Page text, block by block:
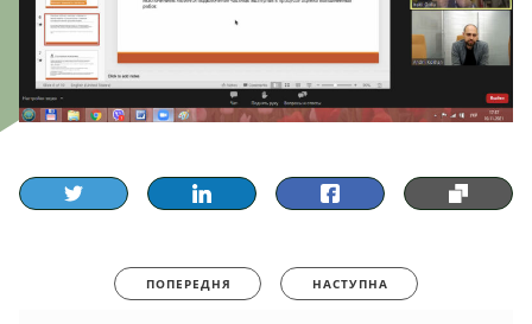
ПОПЕРЕДНЯ НАСТУПНА